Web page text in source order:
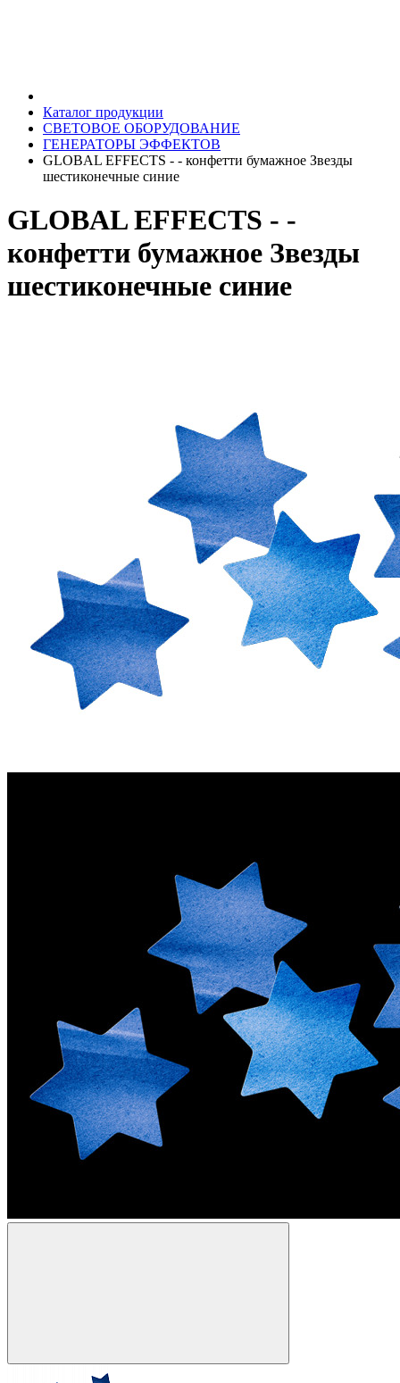
Каталог продукции
СВЕТОВОЕ ОБОРУДОВАНИЕ
ГЕНЕРАТОРЫ ЭФФЕКТОВ
GLOBAL EFFECTS - - конфетти бумажное Звезды
шестиконечные синие
GLOBAL EFFECTS - -
конфетти бумажное Звезды
шестиконечные синие